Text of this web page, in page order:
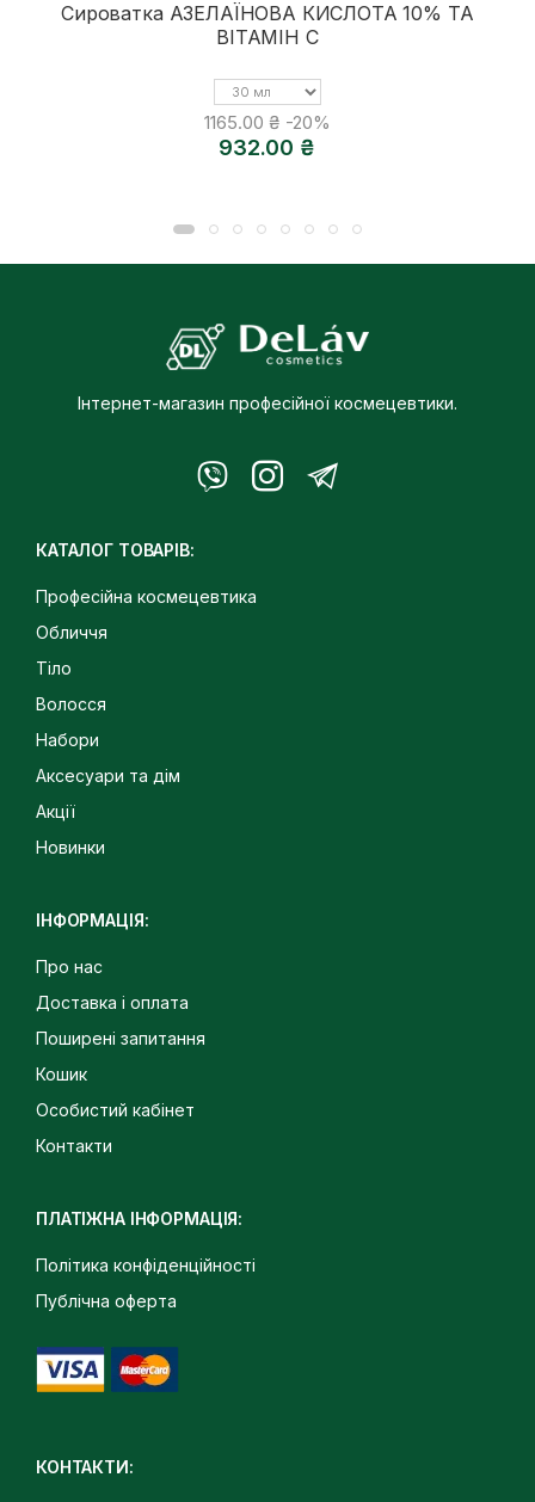
Сироватка АЗЕЛАЇНОВА КИСЛОТА 10% ТА
ВІТАМІН С
Об'єм
1165.00 ₴ -20%
932.00 ₴
Інтернет-магазин професійної космецевтики.
КАТАЛОГ ТОВАРІВ:
Професійна космецевтика
Обличчя
Тіло
Волосся
Набори
Аксесуари та дім
Акції
Новинки
ІНФОРМАЦІЯ:
Про нас
Доставка і оплата
Поширені запитання
Кошик
Особистий кабінет
Контакти
ПЛАТІЖНА ІНФОРМАЦІЯ:
Політика конфіденційності
Публічна оферта
КОНТАКТИ: